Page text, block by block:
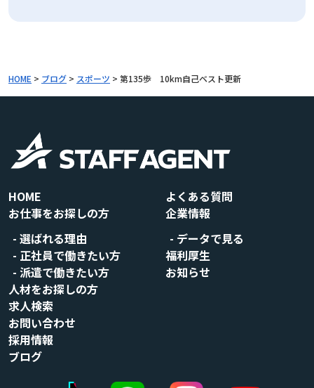
HOME > ブログ > スポーツ > 第135歩 10km自己ベスト更新
HOME
お仕事をお探しの方
選ばれる理由
正社員で働きたい方
派遣で働きたい方
人材をお探しの方
求人検索
よくある質問
企業情報
データで見る
福利厚生
お知らせ
お問い合わせ
採用情報
ブログ